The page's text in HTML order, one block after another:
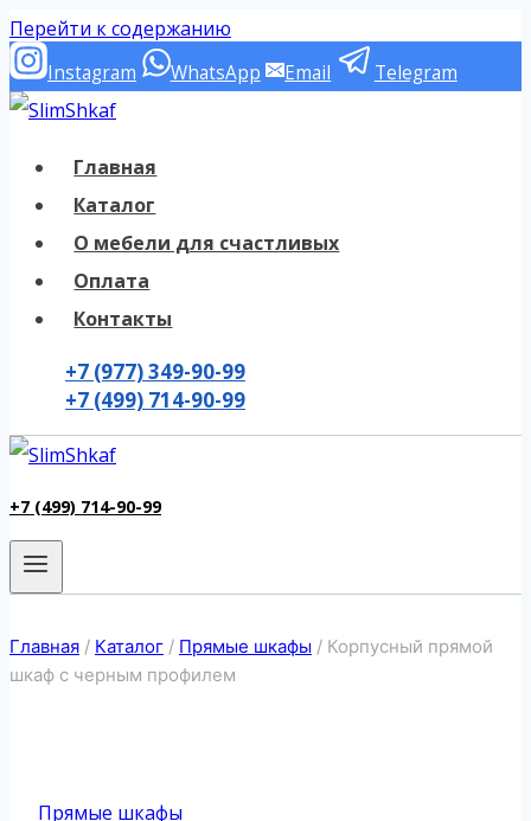
Перейти к содержанию
Instagram WhatsApp Email Telegram
Главная
Каталог
О мебели для счастливых
Оплата
Контакты
+7 (977) 349-90-99
+7 (499) 714-90-99
+7 (499) 714-90-99
Главная / Каталог / Прямые шкафы / Корпусный прямой
шкаф с черным профилем
Прямые шкафы